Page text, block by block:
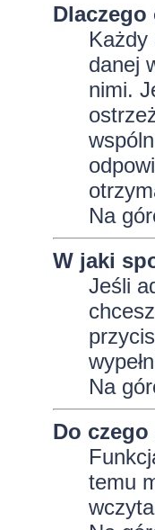
Dlaczego
Każdy
danej
nimi.
Na
W jaki
Jeśli
Na
Do czego
temu